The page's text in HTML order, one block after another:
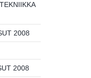
2008
2008